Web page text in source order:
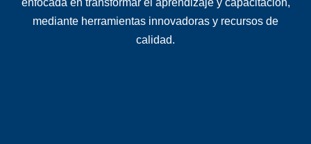
enfocada en transformar el aprendizaje y capacitación,
mediante herramientas innovadoras y recursos de
calidad.